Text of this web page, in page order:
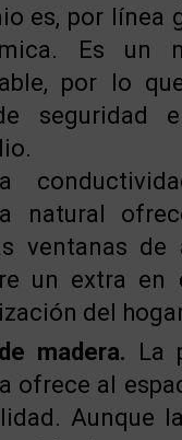
es, por línea
Es un
por lo
seguridad
natural
ventanas de
un extra en
del
madera. La
ofrece al
Aunque